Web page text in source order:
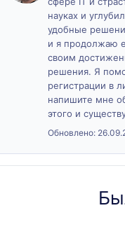
науках и
удобные
и я продолжаю
своим
решения. Я
регистрации в
напишите мне
этого и
Обновлено: